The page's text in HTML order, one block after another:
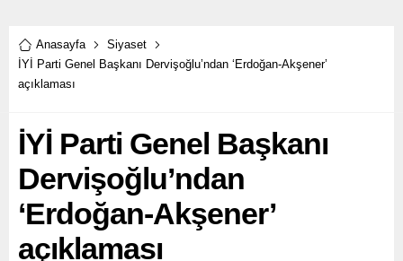
Anasayfa
Siyaset
İYİ Parti Genel Başkanı Dervişoğlu’ndan ‘Erdoğan-Akşener’
açıklaması
İYİ Parti Genel Başkanı
Dervişoğlu’ndan
‘Erdoğan-Akşener’
açıklaması